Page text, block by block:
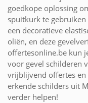
goedkope oplossing
spuitkurk te
een decoratieve
oliën, en deze
offertesonline.be kun
voor gevel schilderen
vrijblijvend offertes en
erkende schilders uit
verder helpen!